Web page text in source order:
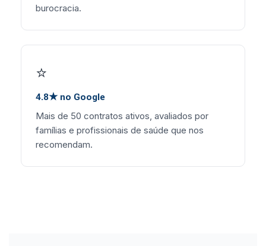
burocracia.
⭐
4.8★ no Google
Mais de 50 contratos ativos, avaliados por
famílias e profissionais de saúde que nos
recomendam.